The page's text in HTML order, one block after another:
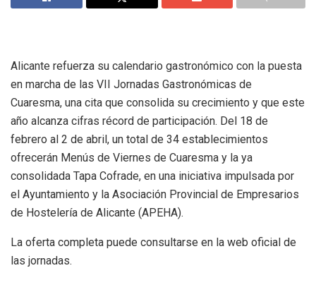
Alicante refuerza su calendario gastronómico con la puesta
en marcha de las VII Jornadas Gastronómicas de
Cuaresma, una cita que consolida su crecimiento y que este
año alcanza cifras récord de participación. Del 18 de
febrero al 2 de abril, un total de 34 establecimientos
ofrecerán Menús de Viernes de Cuaresma y la ya
consolidada Tapa Cofrade, en una iniciativa impulsada por
el Ayuntamiento y la Asociación Provincial de Empresarios
de Hostelería de Alicante (APEHA).
La oferta completa puede consultarse en la web oficial de
las jornadas.